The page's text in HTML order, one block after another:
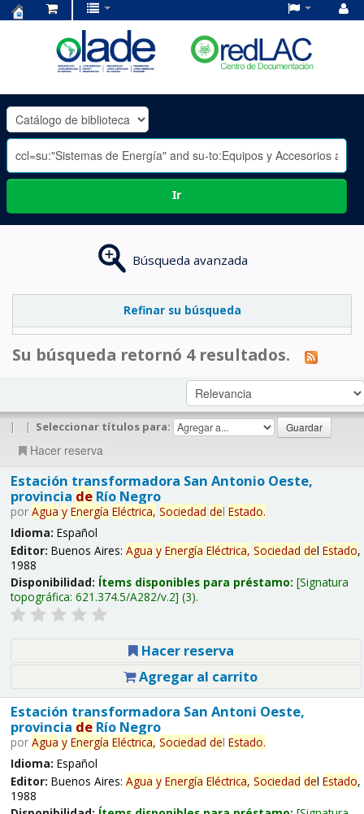
OLADE
-
Ir
Búsqueda avanzada
Refinar su búsqueda
Su búsqueda retornó 4 resultados.
| | Seleccionar títulos para:
Hacer reserva
Estación transformadora San Antonio Oeste,
provincia deRío Negro
por Agua y Energía Eléctrica, Sociedad del Estado.
Idioma: Español
Editor: Buenos Aires: Agua y Energía Eléctrica, Sociedad del Estado,
1988
Disponibilidad: Ítems disponibles para préstamo: Signatura
topográfica: 621.374.5/A282/v.2 (3).
Hacer reserva
Agregar al carrito
Estación transformadora San Antoni Oeste,
provincia deRío Negro
por Agua y Energía Eléctrica, Sociedad del Estado.
Idioma: Español
Editor: Buenos Aires: Agua y Energía Eléctrica, Sociedad del Estado,
1988